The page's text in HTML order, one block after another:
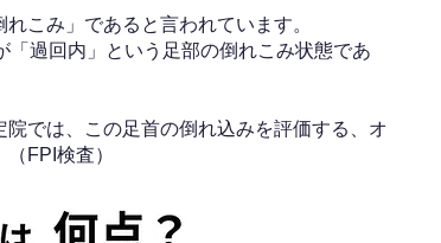
こみ」であると言われています。
過回内」という足部の倒れこみ状態であ
では、この足首の倒れ込みを評価する、オ
FPI検査）​